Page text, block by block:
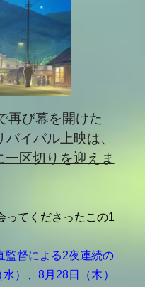
再び幕を開けた
バイバル上映は、
区切りを迎えま
ってくださったこの1
監督による2夜連続の
）、8月28日（木）